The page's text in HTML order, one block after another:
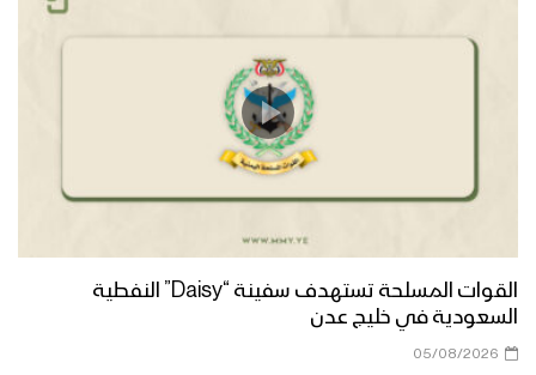
القوات المسلحة تستهدف سفينة “Daisy” النفطية
السعودية في خليج عدن
05/08/2026